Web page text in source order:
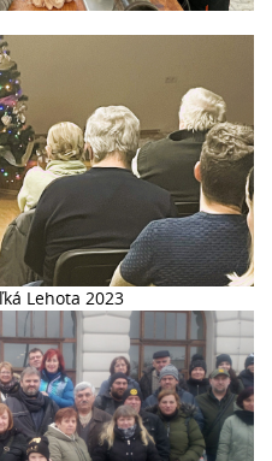
Lehota 2023